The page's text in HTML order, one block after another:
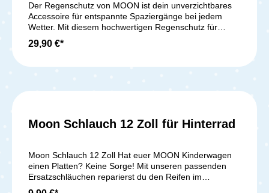
Der Regenschutz von MOON ist dein unverzichtbares
Accessoire für entspannte Spaziergänge bei jedem
Wetter. Mit diesem hochwertigen Regenschutz für
deinen Kinderwagen schützt du dein Baby zuverlässig
vor Regen, Wind und Nässe. Egal ob kurzer
verhindert das Eindringen von Feuchtigkeit.Das
sich der MOON Regenschutz ganz einfach mit einem
Kinderwagen sitzt der Wetterschutz sicher und lässt
sich in wenigen Handgriffen anbringen oder
abnehmen.So bleibst du flexibel und wetterunabhängig
unterwegs. Mit dem MOON Regenschutz genießt du
29,90 €*
Moon Schlauch 12 Zoll für Hinterrad
Moon Schlauch 12 Zoll Hat euer MOON Kinderwagen
einen Platten? Keine Sorge! Mit unseren passenden
Ersatzschläuchen reparierst du den Reifen im
Handumdrehen. Wähle den Schlauch passend zu